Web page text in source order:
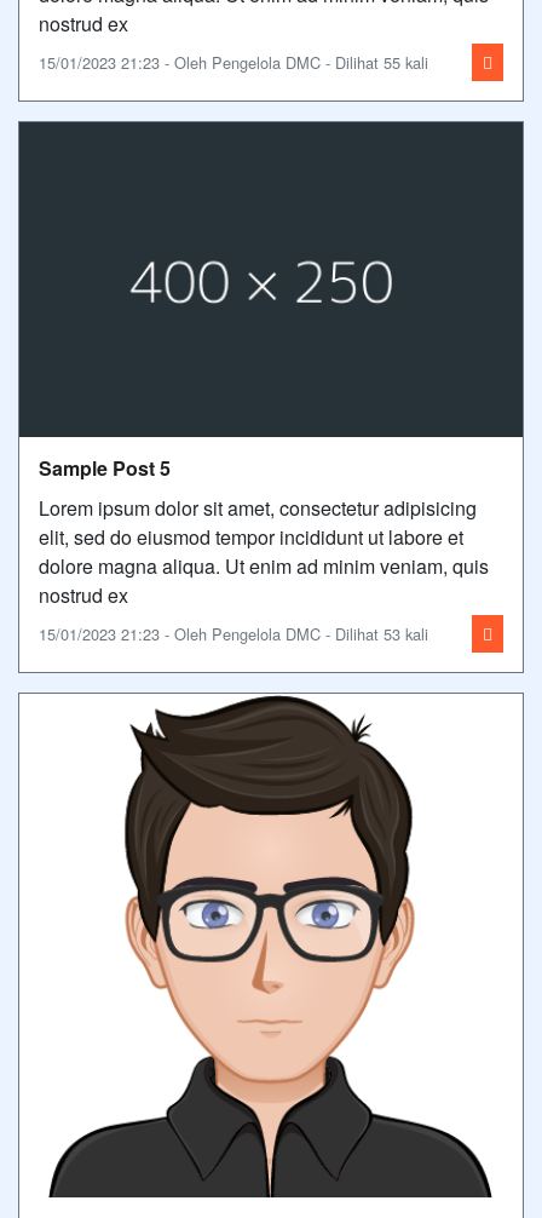
nostrud ex
15/01/2023 21:23 - Oleh Pengelola DMC - Dilihat 55 kali
Sample Post 5
Lorem ipsum dolor sit amet, consectetur adipisicing
elit, sed do eiusmod tempor incididunt ut labore et
dolore magna aliqua. Ut enim ad minim veniam, quis
nostrud ex
15/01/2023 21:23 - Oleh Pengelola DMC - Dilihat 53 kali